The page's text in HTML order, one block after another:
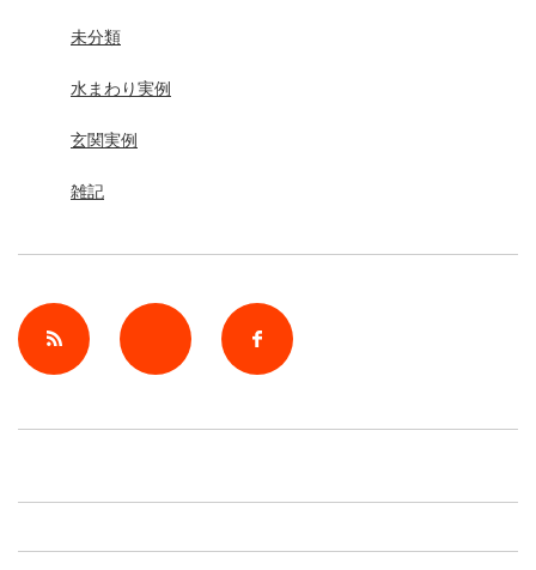
未分類
水まわり実例
玄関実例
雑記
Twitter